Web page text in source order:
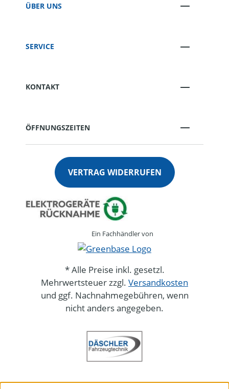
ÜBER UNS
SERVICE
KONTAKT
ÖFFNUNGSZEITEN
VERTRAG WIDERRUFEN
Ein Fachhändler von
* Alle Preise inkl. gesetzl.
Mehrwertsteuer zzgl. Versandkosten
und ggf. Nachnahmegebühren, wenn
nicht anders angegeben.